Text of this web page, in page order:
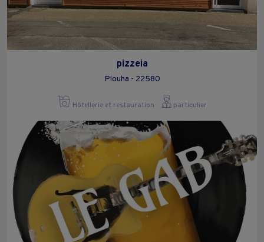
pizzeia
Plouha - 22580
Hôtellerie et restauration particulier